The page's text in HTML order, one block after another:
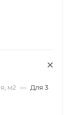
м2 — Для 3